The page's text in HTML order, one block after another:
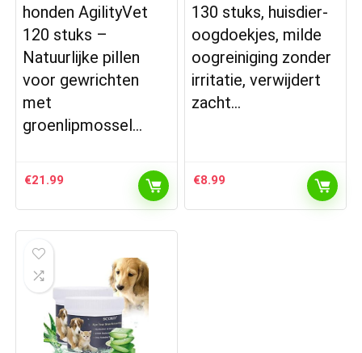
honden AgilityVet
120 stuks –
Natuurlijke pillen
voor gewrichten
met
groenlipmossel…
€21.99
130 stuks, huisdier-
oogdoekjes, milde
oogreiniging zonder
irritatie, verwijdert
zacht…
€8.99